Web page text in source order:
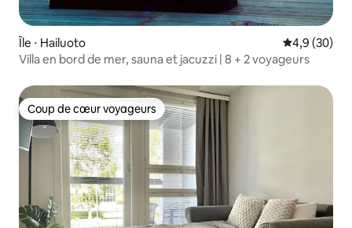
Île ⋅ Hailuoto Évaluation
4,9 (30)
Villa en bord de mer, sauna et jacuzzi | 8 + 2 voyageurs
Coup de cœur voyageurs
Coup de cœur voyageurs